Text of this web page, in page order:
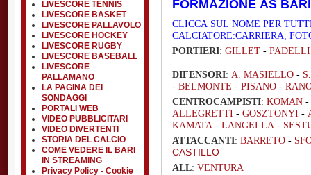
LIVESCORE TENNIS
LIVESCORE BASKET
LIVESCORE PALLAVOLO
LIVESCORE HOCKEY
LIVESCORE RUGBY
LIVESCORE BASEBALL
LIVESCORE
PALLAMANO
LA PAGINA DEI
SONDAGGI
PORTALI WEB
VIDEO PUBBLICITARI
VIDEO DIVERTENTI
STORIA DEL CALCIO
COME VEDERE IL BARI
IN STREAMING
Privacy Policy - Cookie
FORMAZIONE AS
CLICCA SUL NOME PER
CALCIATORE:CARRIERA,
PORTIERI: GILLET -
DIFENSORI: A. MASIELLO -
- BELMONTE - PISANO -
CENTROCAMPISTI: KOMAN -
ALLEGRETTI - GOSZTONYI -
KAMATA - LANGELLA -
ATTACCANTI: BARRETO -
CASTILLO
ALL: VENTURA